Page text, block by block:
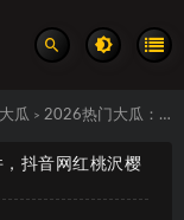
瓜 > 2026热门大瓜：抖音网红桃沢樱猫头事件，抖音网红桃沢樱猫头吃瓜视频流出 真实事件汇总
抖音网红桃沢樱